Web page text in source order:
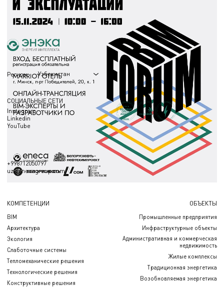
первым пилотным проектам в BIM в строительстве и эксплуатации.
Регион Узбекистан
СОЦИАЛЬНЫЕ СЕТИ
Instagram
Linkedin
YouTube
+998712050797
uz@enecagroup.com
КОМПЕТЕНЦИИ
BIM
Архитектура
Экология
Слаботочные системы
Тепломеханические решения
Технологические решения
Конструктивные решения
ОБЪЕКТЫ
Промышленные предприятия
Инфраструктурные объекты
Административная и коммерческая
недвижимость
Жилые комплексы
Традиционная энергетика
Возобновляемая энергетика